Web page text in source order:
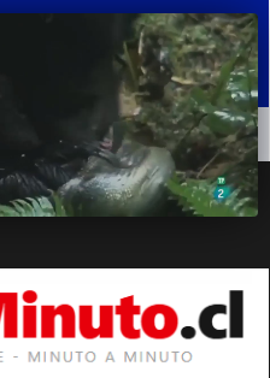
POLÍTICA